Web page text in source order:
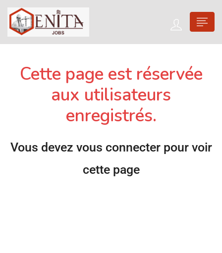
Cette page est réservée
aux utilisateurs
enregistrés.
Vous devez vous connecter pour voir
cette page